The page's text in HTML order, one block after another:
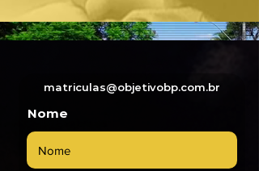
matriculas@objetivobp.com.br
Nome